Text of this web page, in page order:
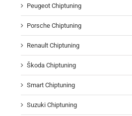
Peugeot Chiptuning
Porsche Chiptuning
Renault Chiptuning
Škoda Chiptuning
Smart Chiptuning
Suzuki Chiptuning